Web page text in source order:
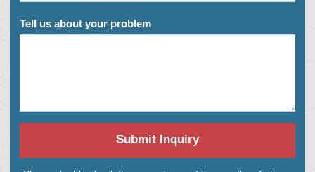
Tell us about your problem
Submit Inquiry